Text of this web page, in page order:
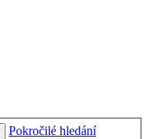
Pokročilé hledání